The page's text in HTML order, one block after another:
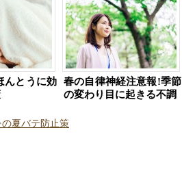
んとうに効
春の自律神経注意報!季節
の変わり目に起きる不調
夏バテ防止策